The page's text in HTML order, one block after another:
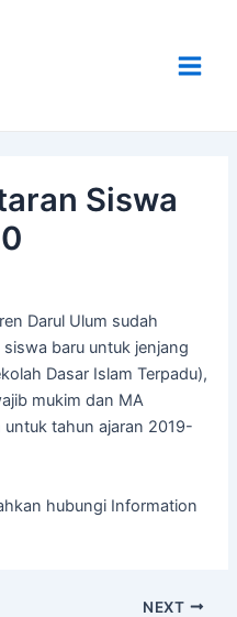
Siswa
Darul Ulum sudah
baru untuk jenjang
Dasar Islam Terpadu),
mukim dan MA
tahun ajaran 2019-
hubungi Information
NEXT